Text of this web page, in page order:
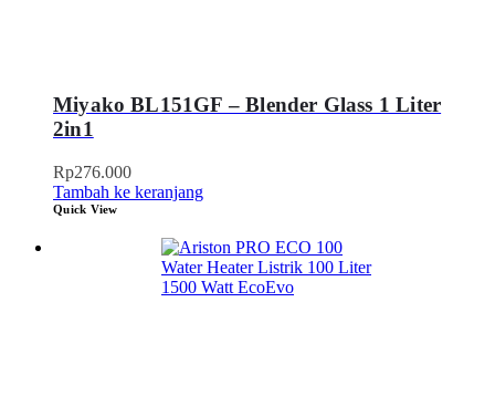
Miyako BL151GF – Blender Glass 1 Liter
2in1
Rp276.000
Tambah ke keranjang
Quick View